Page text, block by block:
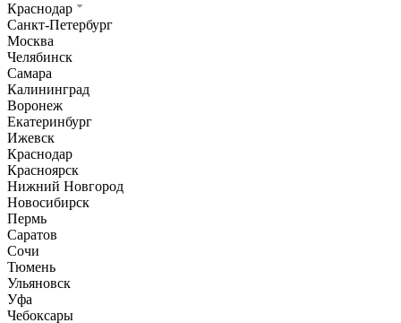
Краснодар
Санкт-Петербург
Москва
Челябинск
Самара
Калининград
Воронеж
Екатеринбург
Ижевск
Краснодар
Красноярск
Нижний Новгород
Новосибирск
Пермь
Саратов
Сочи
Тюмень
Ульяновск
Уфа
Чебоксары